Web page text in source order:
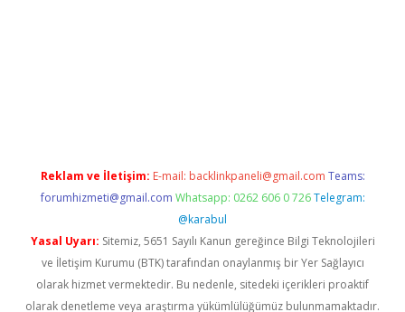
Reklam ve İletişim: E-mail: backlinkpaneli@gmail.com Teams:
forumhizmeti@gmail.com Whatsapp: 0262 606 0 726 Telegram:
@karabul
Yasal Uyarı: Sitemiz, 5651 Sayılı Kanun gereğince Bilgi Teknolojileri
ve İletişim Kurumu (BTK) tarafından onaylanmış bir Yer Sağlayıcı
olarak hizmet vermektedir. Bu nedenle, sitedeki içerikleri proaktif
olarak denetleme veya araştırma yükümlülüğümüz bulunmamaktadır.